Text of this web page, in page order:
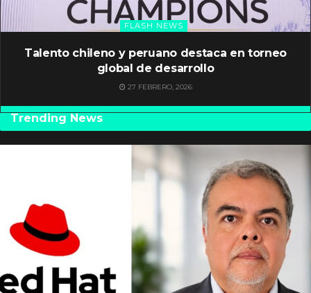
FLASH NEWS
Talento chileno y peruano destaca en torneo
global de desarrollo
27 FEBRERO, 2026
Trending News